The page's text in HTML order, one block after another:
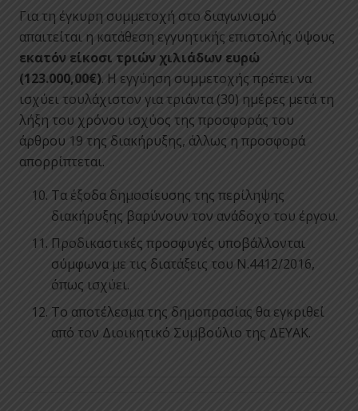
Για τη έγκυρη συμμετοχή στο διαγωνισμό
απαιτείται η κατάθεση εγγυητικής επιστολής ύψους
εκατόν είκοσι τριών χιλιάδων ευρώ
(123.000,00€). Η εγγύηση συμμετοχής πρέπει να
ισχύει τουλάχιστον για τριάντα (30) ημέρες μετά τη
λήξη του χρόνου ισχύος της προσφοράς του
άρθρου 19 της διακήρυξης, άλλως η προσφορά
απορρίπτεται.
Τα έξοδα δημοσίευσης της περίληψης
διακήρυξης βαρύνουν τον ανάδοχο του έργου.
Προδικαστικές προσφυγές υποβάλλονται
σύμφωνα με τις διατάξεις του Ν.4412/2016,
όπως ισχύει.
Το αποτέλεσμα της δημοπρασίας θα εγκριθεί
από τον Διοικητικό Συμβούλιο της ΔΕΥΑΚ.